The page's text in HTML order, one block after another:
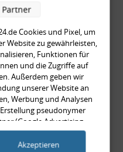
mit
US-Ecken,
Typ 89,
+
999,99 €
999,99 € pro 1
Cookies und Pixel, um
Website zu gewährleisten,
Funktionen für
und die Zugriffe auf
Außerdem geben wir
unserer Website an
Werbung und Analysen
pseudonymer
(Google Advertising
möglicherweise mit
ihnen bereitgestellt haben
Partner
Akzeptieren